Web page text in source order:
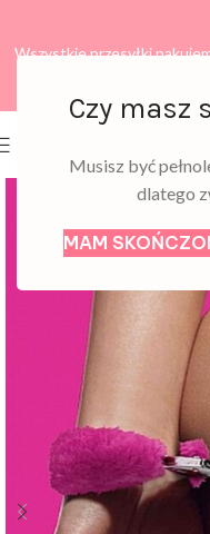
Czy masz
Musisz być
dlatego
MAM
Wszystkie przesyłki